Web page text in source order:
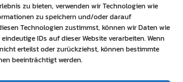
zu bieten, verwenden wir Technologien wie
zu speichern und/oder darauf
Technologien zustimmst, können wir Daten wie
IDs auf dieser Website verarbeiten. Wenn
erteilst oder zurückziehst, können bestimmte
beeinträchtigt werden.